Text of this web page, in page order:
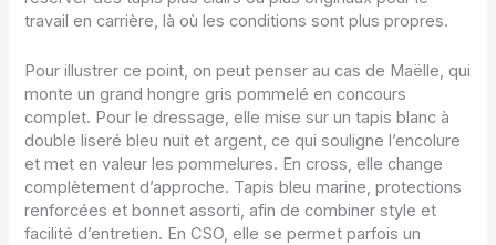
travail en carrière, là où les conditions sont plus propres.
Pour illustrer ce point, on peut penser au cas de Maëlle, qui
monte un grand hongre gris pommelé en concours
complet. Pour le dressage, elle mise sur un tapis blanc à
double liseré bleu nuit et argent, ce qui souligne l’encolure
et met en valeur les pommelures. En cross, elle change
complètement d’approche. Tapis bleu marine, protections
renforcées et bonnet assorti, afin de combiner style et
facilité d’entretien. En CSO, elle se permet parfois un